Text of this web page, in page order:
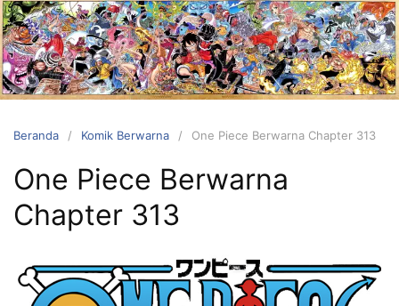
Langsung
ke
konten
Beranda Komik Berwarna One Piece Berwarna Chapter 313
One Piece Berwarna
Chapter 313